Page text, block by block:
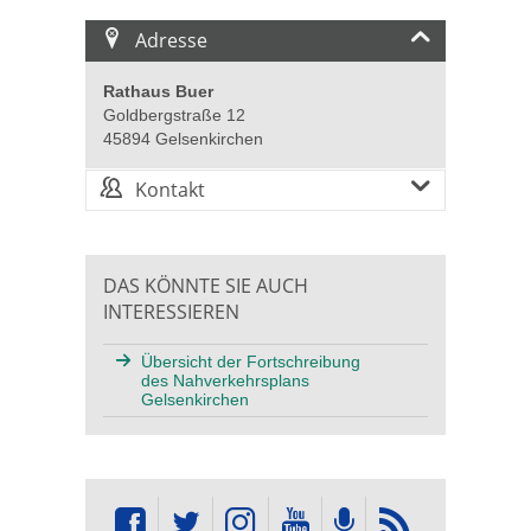
Adresse
Rathaus Buer
Goldbergstraße 12
45894 Gelsenkirchen
Kontakt
DAS KÖNNTE SIE AUCH
INTERESSIEREN
Übersicht der Fortschreibung
des Nahverkehrsplans
Gelsenkirchen